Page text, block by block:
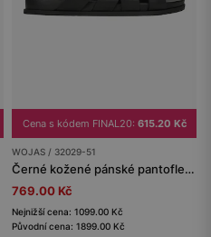
Cena s kódem FINAL20: 615.20 Kč
WOJAS / 32029-51
Černé kožené pánské pantofle s propletenými řemínky
769.00 Kč
Nejnižší cena: 1099.00 Kč
Původní cena: 1899.00 Kč